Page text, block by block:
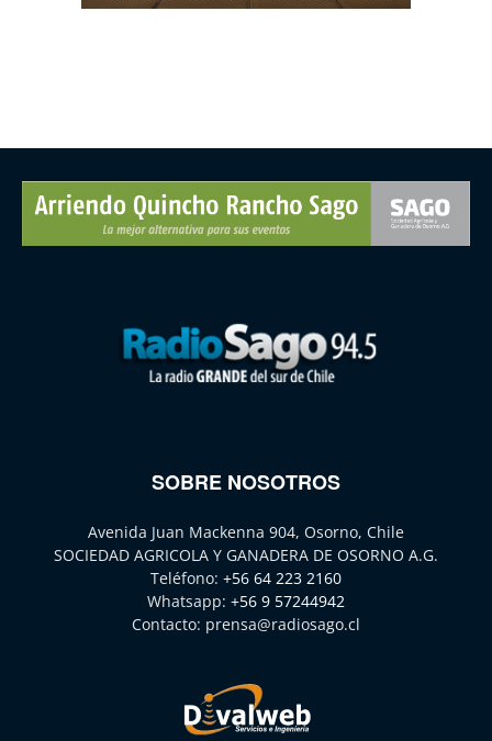
SOBRE NOSOTROS
Avenida Juan Mackenna 904, Osorno, Chile
SOCIEDAD AGRICOLA Y GANADERA DE OSORNO A.G.
Teléfono: +56 64 223 2160
Whatsapp: +56 9 57244942
Contacto: prensa@radiosago.cl